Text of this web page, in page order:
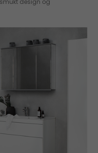
design og